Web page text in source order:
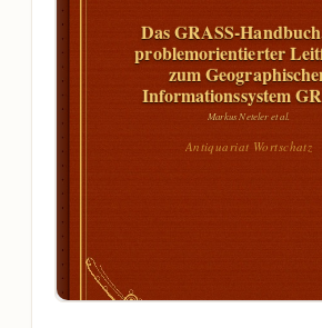
Das GRASS-
problemorientierter
zum
Informationssystem
Markus Neteler et al.
Antiquariat Wortschatz